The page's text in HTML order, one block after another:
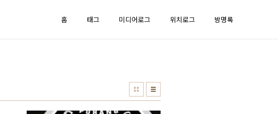
홈 태그 미디어로그 위치로그 방명록